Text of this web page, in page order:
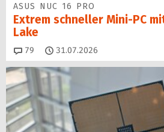
ASUS NUC 16 PRO
Extrem schneller Mini-PC
Lake
79 Kommentare
31.07.2026